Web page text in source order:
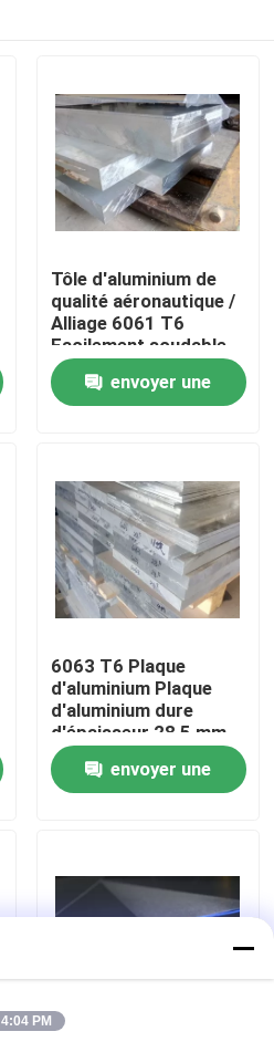
Tôle d'aluminium de
qualité aéronautique /
Alliage 6061 T6
Facilement soudable
envoyer une
6063 T6 Plaque
d'aluminium Plaque
d'aluminium dure
d'épaisseur 28,5 mm
envoyer une
4:04 PM